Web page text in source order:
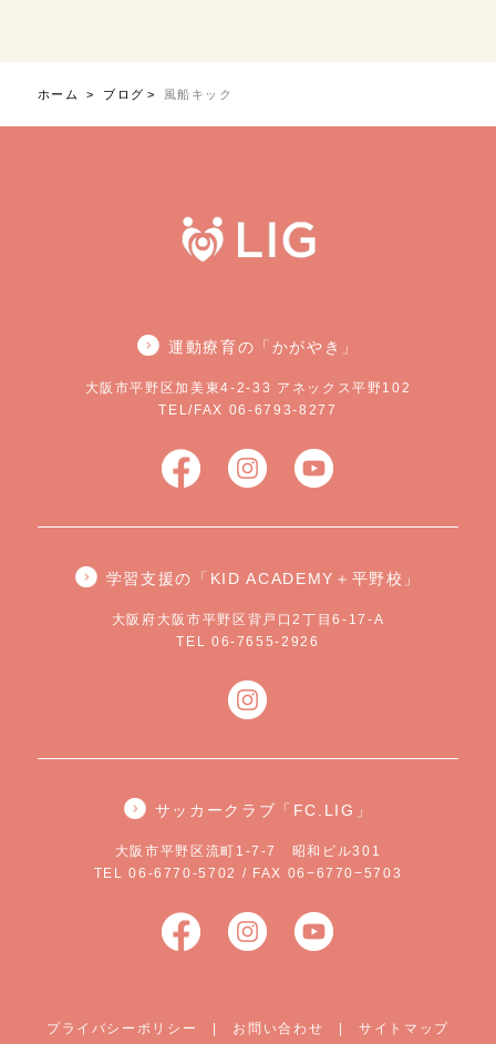
ホーム ブログ 風船キック
運動療育の「かがやき」
大阪市平野区加美東4-2-33 アネックス平野102
TEL/FAX 06-6793-8277
学習支援の「KID ACADEMY＋平野校」
大阪府大阪市平野区背戸口2丁目6-17-A
TEL 06-7655-2926
サッカークラブ「FC.LIG」
大阪市平野区流町1-7-7 昭和ビル301
TEL 06-6770-5702 / FAX 06−6770−5703
プライバシーポリシー | お問い合わせ |サイトマップ